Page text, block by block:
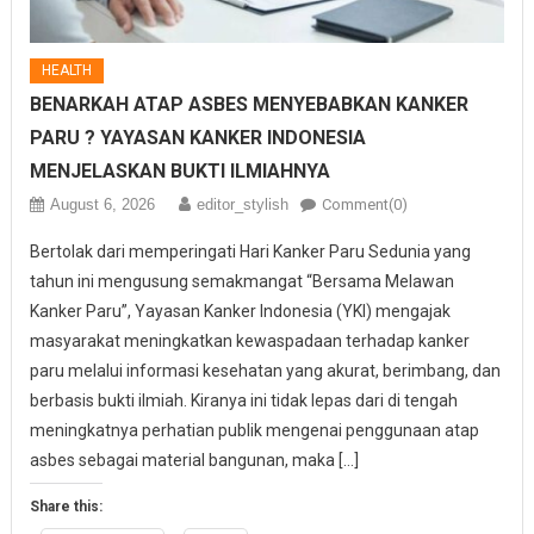
HEALTH
BENARKAH ATAP ASBES MENYEBABKAN KANKER
PARU ? YAYASAN KANKER INDONESIA
MENJELASKAN BUKTI ILMIAHNYA
August 6, 2026 editor_stylish Comment(0)
Bertolak dari memperingati Hari Kanker Paru Sedunia yang
tahun ini mengusung semakmangat “Bersama Melawan
Kanker Paru”, Yayasan Kanker Indonesia (YKI) mengajak
masyarakat meningkatkan kewaspadaan terhadap kanker
paru melalui informasi kesehatan yang akurat, berimbang, dan
berbasis bukti ilmiah. Kiranya ini tidak lepas dari di tengah
meningkatnya perhatian publik mengenai penggunaan atap
asbes sebagai material bangunan, maka […]
Share this: